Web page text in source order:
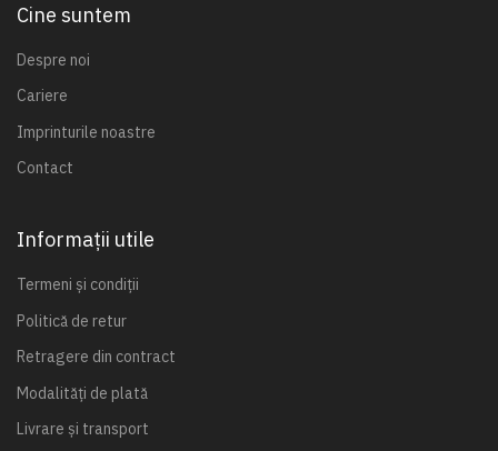
Cine suntem
Despre noi
Cariere
Imprinturile noastre
Contact
Informații utile
Termeni și condiții
Politică de retur
Retragere din contract
Modalități de plată
Livrare și transport